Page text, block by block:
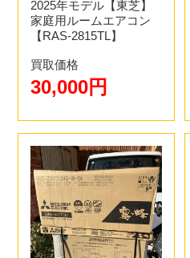
す。
買取価格にご納得いただけた
す。※ 高額な場合は振り込み
2025年モデル【東芝】
家庭用ルームエアコン
【RAS-2815TL】
買取価格
30,000円